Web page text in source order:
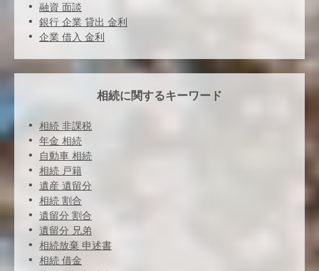
融資 面談
銀行 企業 貸出 金利
企業 借入 金利
相続に関するキーワード
相続 非課税
年金 相続
自動車 相続
相続 戸籍
遺産 遺留分
相続 割合
遺留分 割合
遺留分 兄弟
相続放棄 申述書
相続 借金